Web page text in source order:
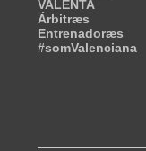
VALENTA
Árbitræs
Entrenadoræs
#somValenciana